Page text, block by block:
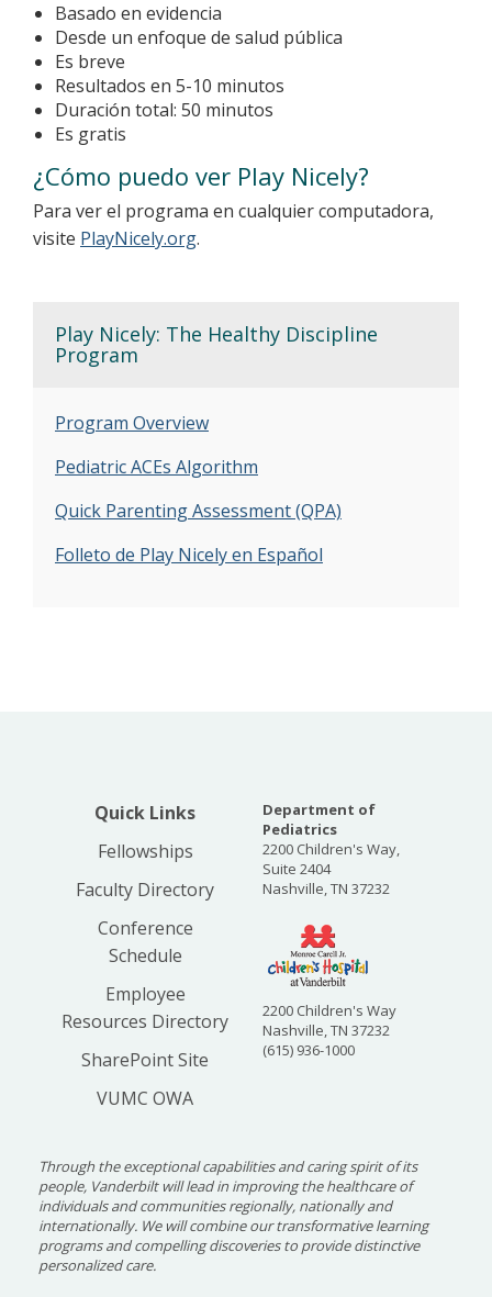
Basado en evidencia
Desde un enfoque de salud pública
Es breve
Resultados en 5-10 minutos
Duración total: 50 minutos
Es gratis
¿Cómo puedo ver Play Nicely?
Para ver el programa en cualquier computadora,
visite PlayNicely.org.
Play Nicely: The Healthy Discipline
Program
Program Overview
Pediatric ACEs Algorithm
Quick Parenting Assessment (QPA)
Folleto de Play Nicely en Español
Quick Links
Fellowships
Faculty Directory
Conference
Schedule
Employee
Resources Directory
SharePoint Site
VUMC OWA
Department of
Pediatrics
2200 Children's Way,
Suite 2404
Nashville, TN 37232
2200 Children's Way
Nashville, TN 37232
(615) 936-1000
Through the exceptional capabilities and caring spirit of its
people, Vanderbilt will lead in improving the healthcare of
individuals and communities regionally, nationally and
internationally. We will combine our transformative learning
programs and compelling discoveries to provide distinctive
personalized care.